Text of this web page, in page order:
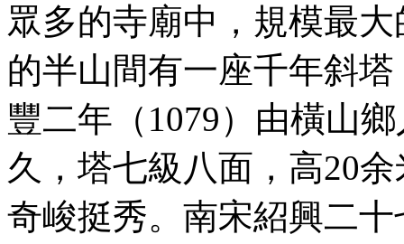
眾多的寺廟中，規模最
的半山間有一座千年斜
豐二年（1079）由橫山
久，塔七級八面，高20
奇峻挺秀。南宋紹興二